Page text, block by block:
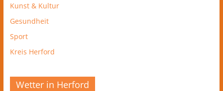
Kunst & Kultur
Gesundheit
Sport
Kreis Herford
Wetter in Herford